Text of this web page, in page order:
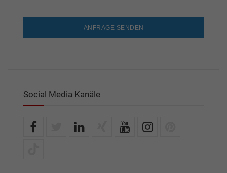
ANFRAGE SENDEN
Social Media Kanäle